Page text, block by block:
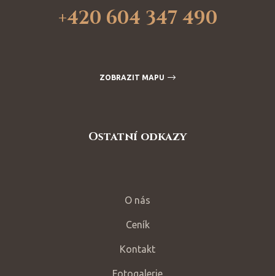
+420 604 347 490
ZOBRAZIT MAPU
Ostatní odkazy
O nás
Ceník
Kontakt
Fotogalerie